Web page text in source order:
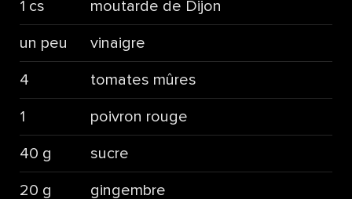
1 cs moutarde de Dijon
un peu vinaigre
4 tomates mûres
1 poivron rouge
40 g sucre
20 g gingembre